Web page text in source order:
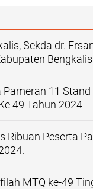
Sekda dr.
11
49 Tahun 2024
Ribuan Peserta
MTQ ke-49